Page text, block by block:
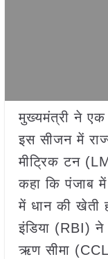
मुख्यमंत्री ने एक
इस सीजन में
मीट्रिक टन
कहा कि पंजाब
में धान की खेती
इंडिया (RBI)
ऋण सीमा